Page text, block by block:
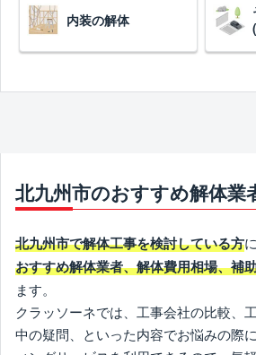
内装の解体
北九州市のおすすめ解体業
北九州市で解体工事を検討している方
おすすめ解体業者、解体費用相場、補
ます。
クラッソーネでは、工事会社の比較、
中の疑問、といった内容でお悩みの際